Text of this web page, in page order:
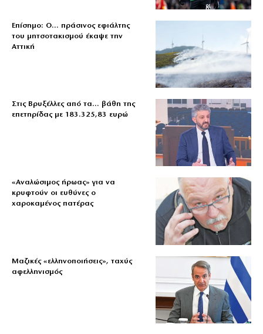
Επίσημο: Ο… πράσινος εφιάλτης
του μητσοτακισμού έκαψε την
Αττική
Στις Βρυξέλλες από τα… βάθη της
επετηρίδας με 183.325,83 ευρώ
«Aναλώσιμος ήρωας» για να
κρυφτούν οι ευθύνες ο
χαροκαμένος πατέρας
Μαζικές «ελληνοποιήσεις», ταχύς
αφελληνισμός